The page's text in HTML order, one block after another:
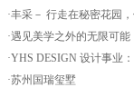
·丰采－ 行走在秘密花园
·遇见美学之外的无限可
·YHS DESIGN 设计事业
·苏州国瑞玺墅